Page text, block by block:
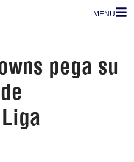
MENU
pega su